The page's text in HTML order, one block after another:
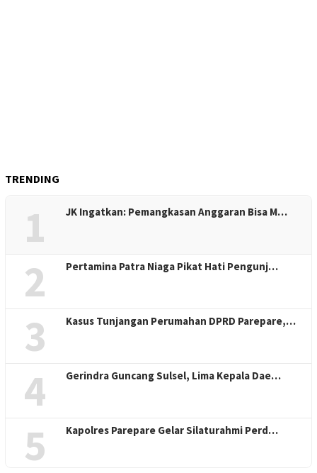
TRENDING
1 JK Ingatkan: Pemangkasan Anggaran Bisa M…
2 Pertamina Patra Niaga Pikat Hati Pengunj…
3 Kasus Tunjangan Perumahan DPRD Parepare,…
4 Gerindra Guncang Sulsel, Lima Kepala Dae…
5 Kapolres Parepare Gelar Silaturahmi Perd…